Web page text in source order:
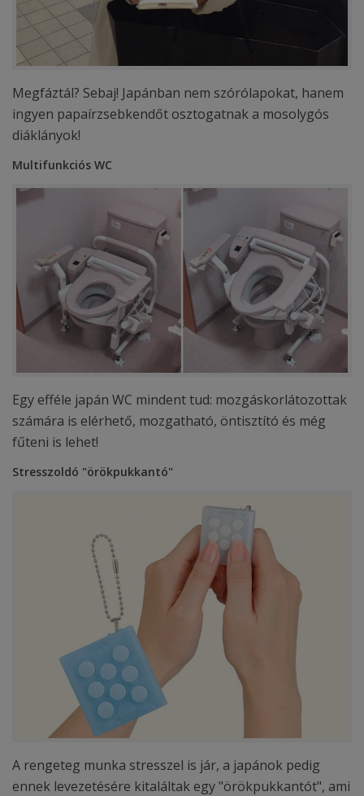
Megfáztál? Sebaj! Japánban nem szórólapokat, hanem
ingyen papaírzsebkendőt osztogatnak a mosolygós
diáklányok!
Multifunkciós WC
Egy efféle japán WC mindent tud: mozgáskorlátozottak
számára is elérhető, mozgatható, öntisztító és még
fűteni is lehet!
Stresszoldó "örökpukkantó"
A rengeteg munka stresszel is jár, a japánok pedig
ennek levezetésére kitaláltak egy "örökpukkantót", ami